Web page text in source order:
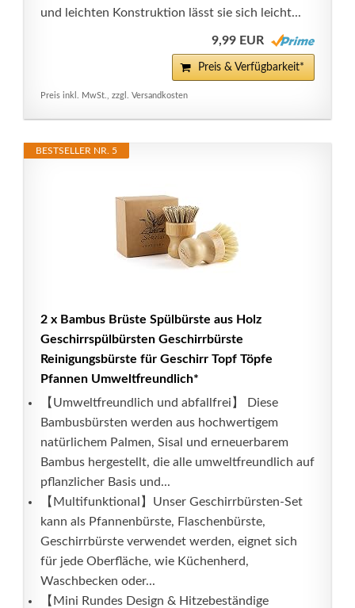
und leichten Konstruktion lässt sie sich leicht...
9,99 EUR
Preis & Verfügbarkeit*
Preis inkl. MwSt., zzgl. Versandkosten
BESTSELLER NR. 5
2 x Bambus Brüste Spülbürste aus Holz
Geschirrspülbürsten Geschirrbürste
Reinigungsbürste für Geschirr Topf Töpfe
Pfannen Umweltfreundlich*
【Umweltfreundlich und abfallfrei】 Diese
Bambusbürsten werden aus hochwertigem
natürlichem Palmen, Sisal und erneuerbarem
Bambus hergestellt, die alle umweltfreundlich auf
pflanzlicher Basis und...
【Multifunktional】Unser Geschirrbürsten-Set
kann als Pfannenbürste, Flaschenbürste,
Geschirrbürste verwendet werden, eignet sich
für jede Oberfläche, wie Küchenherd,
Waschbecken oder...
【Mini Rundes Design & Hitzebeständige